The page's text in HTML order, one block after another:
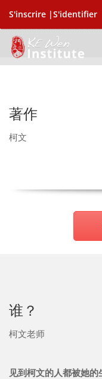
S'inscrire |S'identifier
著作
柯文
谁？
柯文老师
见到柯文的人都被她